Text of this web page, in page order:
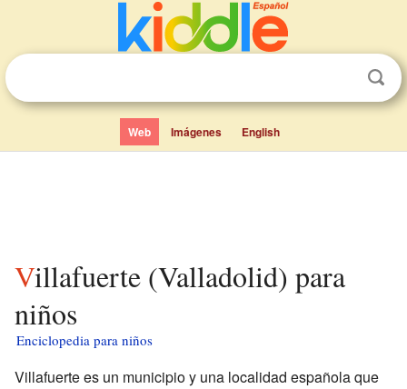
Web Imágenes English
Villafuerte (Valladolid) para
niños
Enciclopedia para niños
Villafuerte es un municipio y una localidad española que